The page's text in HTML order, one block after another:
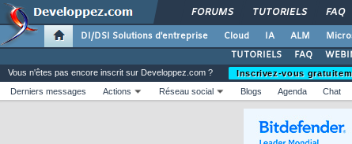
FORUMS TUTORIELS FAQ
DI/DSI Solutions d'entreprise Cloud IA ALM
TUTORIELS
FAQ
Vous n'êtes pas encore inscrit sur Developpez.com ?
Inscrivez-vous
Derniers messages
Actions Réseau social Blogs Agenda Chat